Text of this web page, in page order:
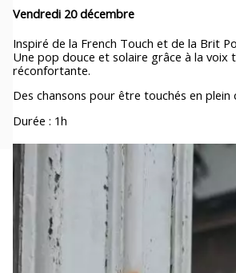
Vendredi 20 décembre
Inspiré de la French Touch et de la Brit
Une pop douce et solaire grâce à la voix
réconfortante.
Des chansons pour être touchés en
Durée : 1h